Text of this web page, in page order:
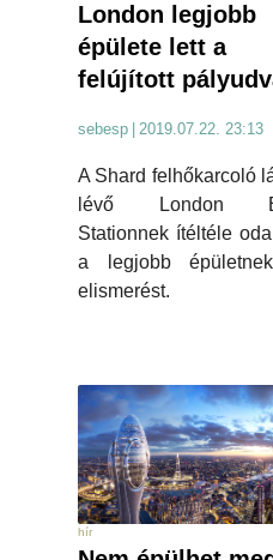
London legjobb
épülete lett a
felújított
sebesp 2019.07.22. 23:13
A Shard felhőkarcoló
lévő London
Stationnek ítéltéle
a legjobb
elismerést.
hír